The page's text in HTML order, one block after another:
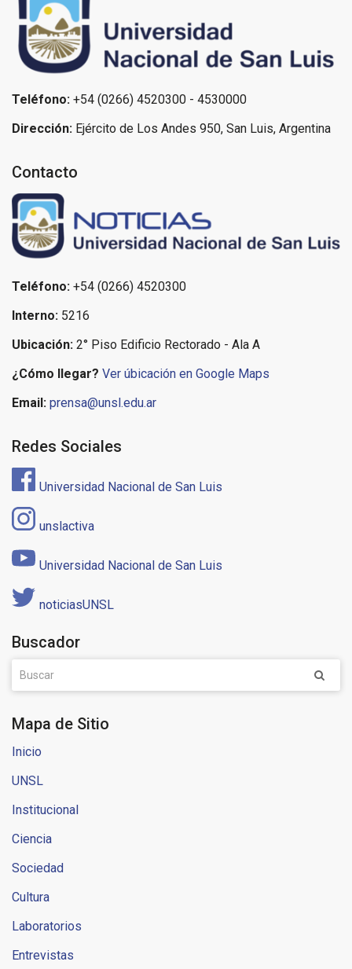
Teléfono: +54 (0266) 4520300 - 4530000
Dirección: Ejército de Los Andes 950, San Luis, Argentina
Contacto
Teléfono: +54 (0266) 4520300
Interno: 5216
Ubicación: 2° Piso Edificio Rectorado - Ala A
¿Cómo llegar? Ver úbicación en Google Maps
Email: prensa@unsl.edu.ar
Redes Sociales
Universidad Nacional de San Luis
unslactiva
Universidad Nacional de San Luis
noticiasUNSL
Buscador
Mapa de Sitio
Inicio
UNSL
Institucional
Ciencia
Sociedad
Cultura
Laboratorios
Entrevistas